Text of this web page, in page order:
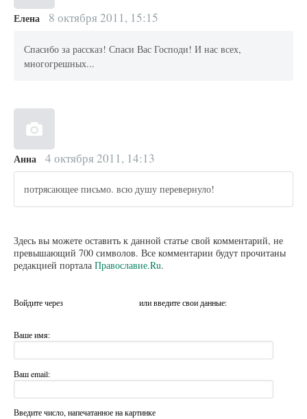
Елена 8 октября 2011, 15:15
Спасибо за рассказ! Спаси Вас Господи! И нас всех,
многогрешных...
Анна 4 октября 2011, 14:13
потрясающее письмо. всю душу перевернуло!
Здесь вы можете оставить к данной статье свой комментарий, не
превышающий 700 символов. Все комментарии будут прочитаны
редакцией портала Православие.Ru.
Войдите через или введите свои данные:
Ваше имя:
Ваш email:
Введите число, напечатанное на картинке